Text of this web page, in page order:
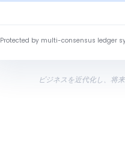
Protected by multi-consensus ledger
ビジネスを近代化し、将